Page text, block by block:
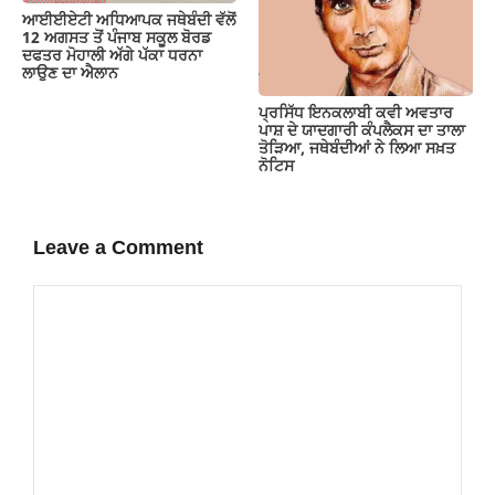
ਆਈਈਏਟੀ ਅਧਿਆਪਕ ਜਥੇਬੰਦੀ ਵੱਲੋਂ
12 ਅਗਸਤ ਤੋਂ ਪੰਜਾਬ ਸਕੂਲ ਬੋਰਡ
ਦਫਤਰ ਮੋਹਾਲੀ ਅੱਗੇ ਪੱਕਾ ਧਰਨਾ
ਲਾਉਣ ਦਾ ਐਲਾਨ
ਪ੍ਰਸਿੱਧ ਇਨਕਲਾਬੀ ਕਵੀ ਅਵਤਾਰ
ਪਾਸ਼ ਦੇ ਯਾਦਗਾਰੀ ਕੰਪਲੈਕਸ ਦਾ ਤਾਲਾ
ਤੋੜਿਆ, ਜਥੇਬੰਦੀਆਂ ਨੇ ਲਿਆ ਸਖ਼ਤ
ਨੋਟਿਸ
Leave a Comment